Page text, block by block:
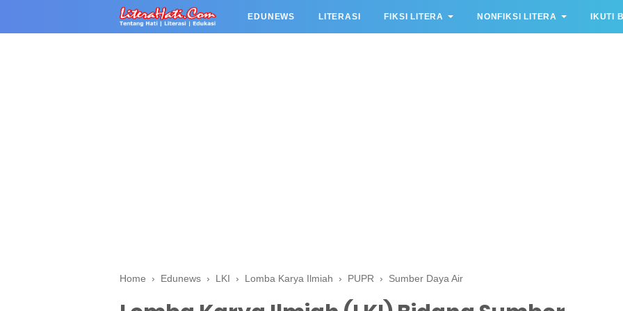
EDUNEWS LITERASI FIKSI LITERA NONFIKSI LITERA IKUTI
Home › Edunews › LKI › Lomba Karya Ilmiah › PUPR › Sumber Daya Air